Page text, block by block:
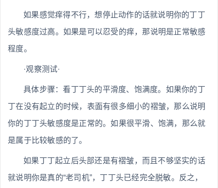
如果感觉痒得不行，想停止动作的话就说明你的丁丁
头敏感度过高。如果是可以忍受的痒，那说明是正常敏感
程度。
·观察测试·
具体步骤：看丁丁头的平滑度、饱满度。如果你的丁
丁在没有起立的时候，表面有很多细小的褶皱，那么说明
你的丁丁头敏感度是正常的。如果很平滑、饱满，那么就
是属于比较敏感的了。
如果丁丁起立后头部还是有褶皱，而且不够坚实的话
就说明你是真的“老司机”，丁丁头已经完全脱敏。反之，